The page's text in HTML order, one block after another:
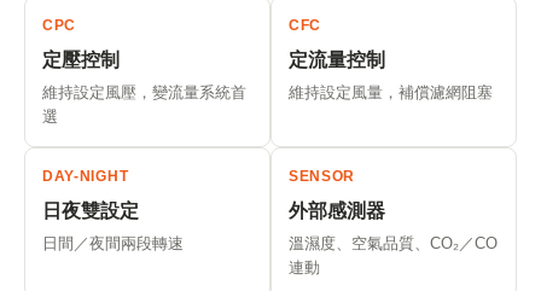
CPC
定壓控制
維持設定風壓，變流量系統首
選
CFC
定流量控制
維持設定風量，補償濾網阻塞
DAY-NIGHT
日夜雙設定
日間／夜間兩段轉速
SENSOR
外部感測器
溫濕度、空氣品質、CO₂／CO
連動